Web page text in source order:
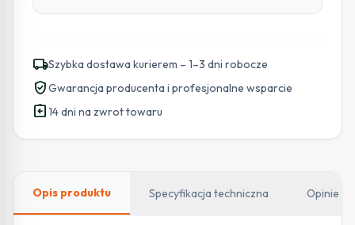
local_shippingSzybka dostawa kurierem – 1–3 dni robocze
verified_userGwarancja producenta i profesjonalne wsparcie
assignment_return14 dni na zwrot towaru
Opis produktu Specyfikacja techniczna Opinie